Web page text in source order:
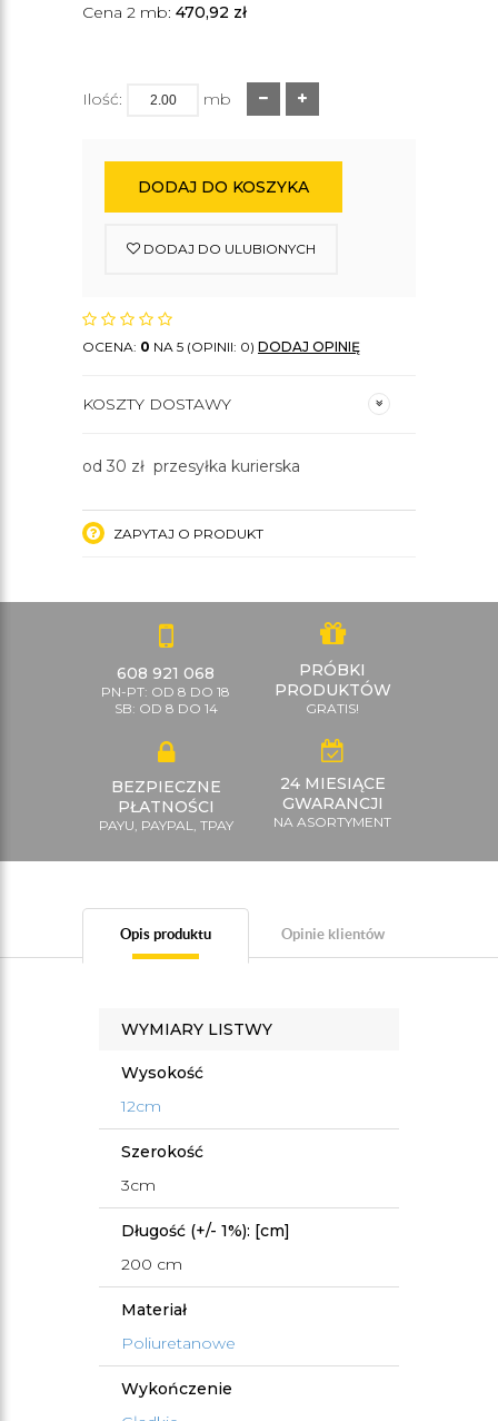
Cena 2 mb: 470,92 zł
Ilość: mb
DODAJ DO KOSZYKA
DODAJ DO ULUBIONYCH
OCENA: 0 NA 5 (OPINII: 0) DODAJ OPINIĘ
KOSZTY DOSTAWY
od 30 zł przesyłka kurierska
ZAPYTAJ O PRODUKT
608 921 068
PN-PT: OD 8 DO 18
SB: OD 8 DO 14
PRÓBKI
PRODUKTÓW
GRATIS!
BEZPIECZNE
PŁATNOŚCI
PAYU, PAYPAL, TPAY
24 MIESIĄCE
GWARANCJI
NA ASORTYMENT
Opis produktu Opinie klientów
WYMIARY LISTWY
Wysokość
12cm
Szerokość
3cm
Długość (+/- 1%): [cm]
200 cm
Materiał
Poliuretanowe
Wykończenie